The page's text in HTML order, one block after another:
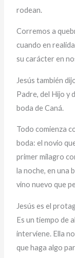
rodean.
Corremos a
cuando en
su carácter en
Jesús también
Padre, del Hijo y
boda de Caná.
Todo comienza
boda: el novio
primer milagro
la noche, en una
vino nuevo que
Jesús es el
Es un tiempo de
interviene. Ella
que haga algo